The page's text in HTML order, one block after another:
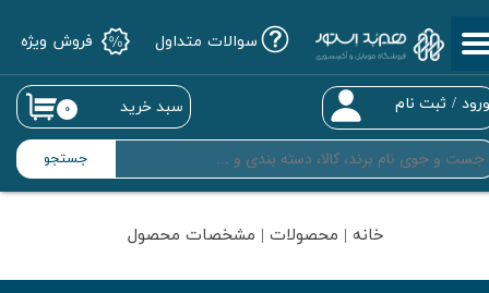
جستجو
/ ثبت نام
حساب کاربری من
تغییر گذر واژه
سفارشات
خروج از حساب کاربری
۰ سبد خرید
سوالات متداول فروش ویژه
خانه | محصولات | مشخصات محصول